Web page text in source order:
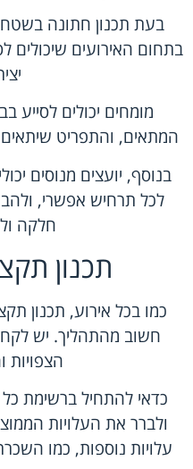
בעת תכנון חתונה
בתחום האירועים שיכולים
מומחים יכולים לסייע
המתאים, והתפריט
בנוסף, יועצים מנוסים
לכל תרחיש אפשרי,
חלקה
תכנון
כמו בכל אירוע, תכנון
חשוב מהתהליך. יש
הצפויות
כדאי להתחיל ברשימת
ולברר את העלויות
עלויות נוספות, כמו